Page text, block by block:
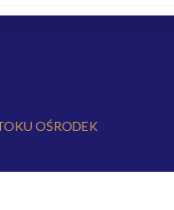
OŚRODEK